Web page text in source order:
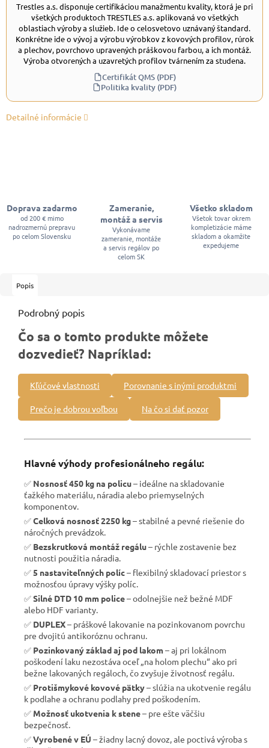
Trestles a.s. disponuje certifikáciou manažmentu kvality, ktorá je pri
všetkých produktoch TRESTLES a.s. aplikovaná vo všetkých
oblastiach výroby a služieb. Ide o celosvetovo uznávaný štandard.
Konkrétne ide o vývoj a výrobu výrobkov z kovových profilov, rúrok
a plechov, povrchovo upravených práškovou farbou, a ich montáž.
Výroba otvorených a uzavretých profilov tvárnením za studena.
Certifikát QMS (PDF)
Politika kvality (PDF)
Detailné informácie
Doprava zadarmo
od 200 € mimo
nadrozmernú prepravu
po celom Slovensku
Zameranie,
montáž a servis
Vykonávame
zameranie, montáže
a servis regálov po
celom SK
Všetko skladom
Všetok tovar okrem
kompletizácie máme
skladom a okamžite
expedujeme
Popis
Podrobný popis
Čo sa o tomto produkte môžete
dozvedieť? Napríklad:
Kľúčové vlastnosti Porovnanie s inými produktmi
Prečo je dobrou voľbou Na čo si dať pozor
Hlavné výhody profesionálneho regálu:
✅ Nosnosť 450 kg na policu– ideálne na skladovanie
ťažkého materiálu, náradia alebo priemyselných
komponentov.
✅Celková nosnosť 2250 kg– stabilné a pevné riešenie do
náročných prevádzok.
✅ Bezskrutková montáž regálu– rýchle zostavenie bez
nutnosti použitia náradia.
✅ 5 nastaviteľnných políc– flexibilný skladovací priestor s
možnosťou úpravy výšky políc.
✅Silné DTD 10 mm police– odolnejšie než bežné MDF
alebo HDF varianty.
✅ DUPLEX– práškové lakovanie na pozinkovanom povrchu
pre dvojitú antikoróznu ochranu.
✅ Pozinkovaný základ aj pod lakom– aj pri lokálnom
poškodení laku nezostáva oceľ „na holom plechu“ ako pri
bežne lakovaných regáloch, čo zvyšuje životnosť regálu.
✅ Protišmykové kovové pätky– slúžia na ukotvenie regálu
k podlahe a ochranu podlahy pred poškodením.
✅ Možnosť ukotvenia k stene– pre ešte väčšiu
bezpečnosť.
✅Vyrobené v EÚ – žiadny lacný dovoz, ale poctivá výroba s